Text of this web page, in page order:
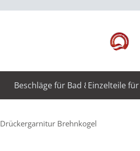
Beschläge für Bad & WCEinzelteile
Drückergarnitur Brehnkogel